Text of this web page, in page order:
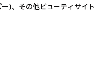
)、その他ビューティサイト